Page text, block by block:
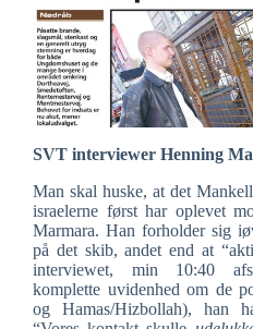
SVT interviewer Henning
Man skal huske, at det
israelerne først har oplevet
Marmara. Han forholder sig
på det skib, andet end at
interviewet, min 10:40
komplette uvidenhed om de
og Hamas/Hizbollah), han